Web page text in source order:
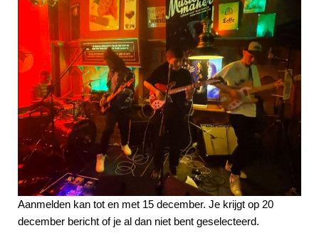
Aanmelden kan tot en met 15 december. Je krijgt op 20
december bericht of je al dan niet bent geselecteerd.